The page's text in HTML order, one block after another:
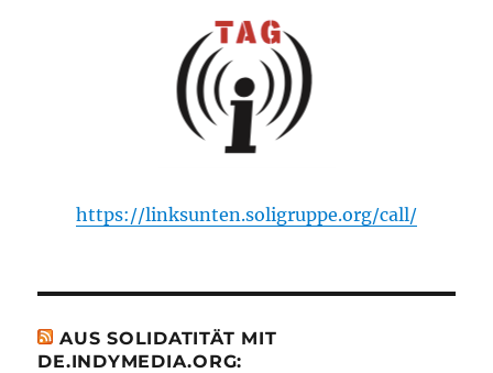
https://linksunten.soligruppe.org/call/
AUS SOLIDATITÄT MIT
DE.INDYMEDIA.ORG: